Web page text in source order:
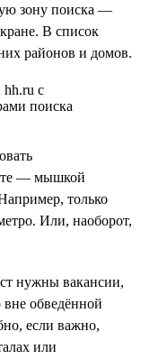
зону поиска —
В список
районов и домов.
— мышкой
только
Или, наоборот,
нужны вакансии,
вне обведённой
если важно,
или